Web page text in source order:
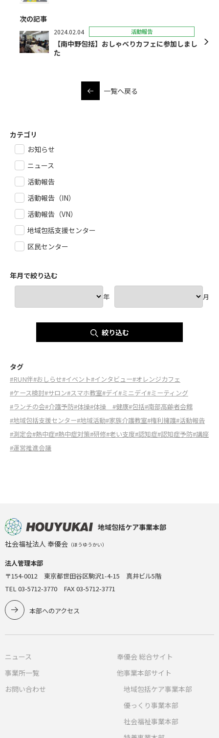
次の記事
2024.02.04 活動報告
【南中野包括】おしゃべりカフェに参加しまし
た
一覧へ戻る
カテゴリ
お知らせ
ニュース
活動報告
活動報告（IN）
活動報告（VN）
地域包括支援センター
区民センター
年月で絞り込む
年 月
絞り込む
タグ
#RUN伴#おしらせ#イベント#インタビュー#オレンジカフェ
#ケース検討#サロン#スマホ教室#デイ#ミニデイ#ミーティング
#ランチの会#介護予防#体操#体操 #健康#包括#南部高齢者会館
#地域包括支援センター#地域活動#家族介護教室#権利擁護#活動報告
#測定会#熱中症#熱中症対策#研修#老い支度#認知症#認知症予防#講座
#運営推進会議
地域包括ケア事業本部
社会福祉法人 奉優会 （ほうゆうかい）
法人管理本部
〒154-0012 東京都世田谷区駒沢1-4-15 真井ビル5階
TEL 03-5712-3770 FAX 03-5712-3771
本部へのアクセス
ニュース
事業所一覧
お問い合わせ
奉優会 総合サイト
他事業本部サイト
地域包括ケア事業本部
優っくり事業本部
社会福祉事業本部